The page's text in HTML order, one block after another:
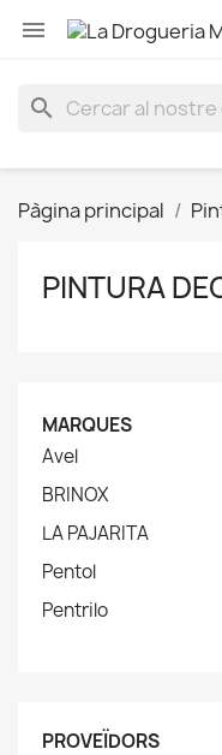

search
Pàgina principal
PINTURA
MARQUES
Avel
BRINOX
LA PAJARITA
Pentol
Pentrilo
PROVEÏDORS